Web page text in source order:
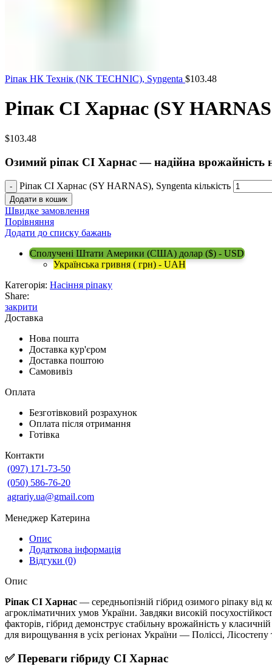
Ріпак НК Технік (NK TECHNIC), Syngenta $103.48
Ріпак СІ Харнас (SY
$103.48
Озимий ріпак СІ Харнас — надійна врожайність
Ріпак СІ Харнас (SY HARNAS), Syngenta кількість
Додати в кошик
Швидке замовлення
Порівняння
Додати до списку бажань
Сполучені Штати Америки (США) долар ($) - USD
Українська гривня ( грн) - UAH
Категорія: Насіння ріпаку
Share:
закрити
Доставка
Нова пошта
Доставка кур'єром
Доставка поштою
Самовивіз
Оплата
Безготівковий розрахунок
Оплата після отримання
Готівка
Контакти
(097) 171-73-50
(050) 586-76-20
agrariy.ua@gmail.com
Менеджер Катерина
Опис
Додаткова інформація
Відгуки (0)
Опис
Ріпак СІ Харнас — середньопізній гібрид озимого ріпаку від
агрокліматичних умов України. Завдяки високій
факторів, гібрид демонструє стабільну врожайність у
для вирощування в усіх регіонах України — Поліссі, Лісостепу
✅ Переваги гібриду СІ Харнас